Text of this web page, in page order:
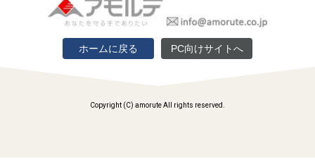
ホームに戻る PC向けサイトへ
Copyright (C) amorute All rights reserved.